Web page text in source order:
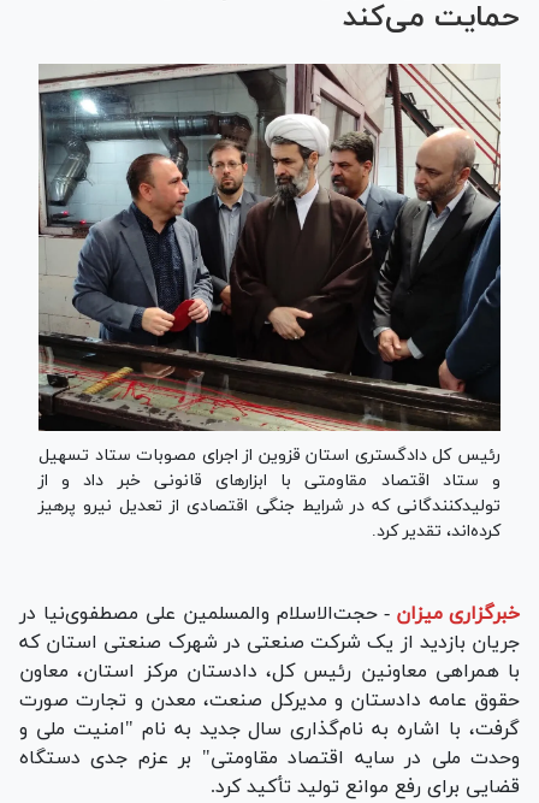
حمایت می‌کند
رئیس کل دادگستری استان قزوین از اجرای مصوبات ستاد تسهیل
و ستاد اقتصاد مقاومتی با ابزار‌های قانونی خبر داد و از
تولیدکنندگانی که در شرایط جنگی اقتصادی از تعدیل نیرو پرهیز
کرده‌اند، تقدیر کرد.
خبرگزاری میزان - حجت‌الاسلام والمسلمین علی مصطفوی‌نیا در
جریان بازدید از یک شرکت صنعتی در شهرک صنعتی استان که
با همراهی معاونین رئیس کل، دادستان مرکز استان، معاون
حقوق عامه دادستان و مدیرکل صنعت، معدن و تجارت صورت
گرفت، با اشاره به نام‌گذاری سال جدید به نام "امنیت ملی و
وحدت ملی در سایه اقتصاد مقاومتی" بر عزم جدی دستگاه
قضایی برای رفع موانع تولید تأکید کرد.